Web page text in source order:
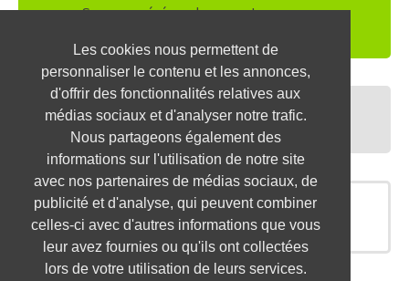
Les cookies nous permettent de
personnaliser le contenu et les annonces,
d'offrir des fonctionnalités relatives aux
médias sociaux et d'analyser notre trafic.
Nous partageons également des
informations sur l'utilisation de notre site
avec nos partenaires de médias sociaux, de
publicité et d'analyse, qui peuvent combiner
celles-ci avec d'autres informations que vous
leur avez fournies ou qu'ils ont collectées
lors de votre utilisation de leurs services.
Soyez repéré par les recruteurs,
DEPOSEZ VOTRE CV
Préparez vos entretiens,
TESTEZ-VOUS
OFFRES SIMILAIRES